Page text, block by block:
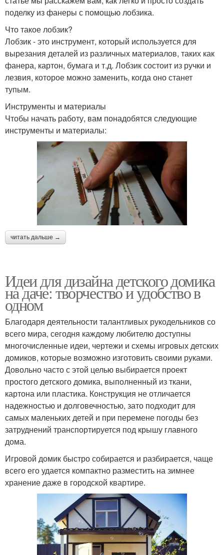
поделку из фанеры с помощью лобзика.
Что такое лобзик?
Лобзик - это инструмент, который используется для
вырезания деталей из различных материалов, таких как
фанера, картон, бумага и т.д. Лобзик состоит из ручки и
лезвия, которое можно заменить, когда оно станет
тупым.
Инструменты и материалы
Чтобы начать работу, вам понадобятся следующие
инструменты и материалы:
читать дальше →
Идеи для дизайна детского домика
на даче: творчество и удобство в
одном
Благодаря деятельности талантливых рукодельников со
всего мира, сегодня каждому любителю доступны
многочисленные идеи, чертежи и схемы игровых детских
домиков, которые возможно изготовить своими руками.
Довольно часто с этой целью выбирается проект
простого детского домика, выполненный из ткани,
картона или пластика. Конструкция не отличается
надежностью и долговечностью, зато подходит для
самых маленьких детей и при перемене погоды без
затруднений транспортируется под крышу главного
дома.
Игровой домик быстро собирается и разбирается, чаще
всего его удается компактно разместить на зимнее
хранение даже в городской квартире.